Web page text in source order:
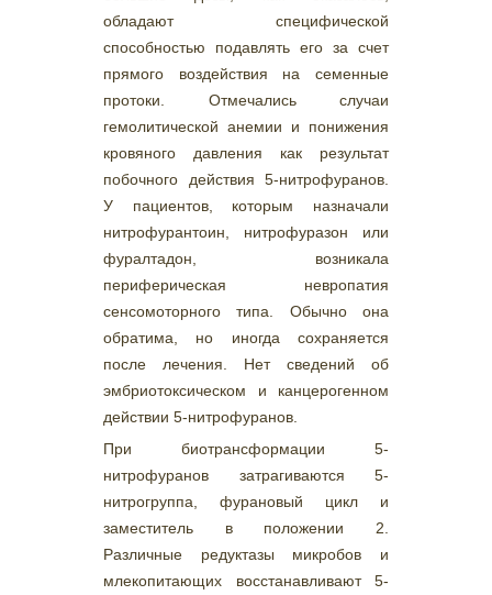
обладают специфической
способностью подавлять его за счет
прямого воздействия на семенные
протоки. Отмечались случаи
гемолитической анемии и понижения
кровяного давления как результат
побочного действия 5-нитрофуранов.
У пациентов, которым назначали
нитрофурантоин, нитрофуразон или
фуралтадон, возникала
периферическая невропатия
сенсомоторного типа. Обычно она
обратима, но иногда сохраняется
после лечения. Нет сведений об
эмбриотоксическом и канцерогенном
действии 5-нитрофуранов.
При биотрансформации 5-
нитрофуранов затрагиваются 5-
нитрогруппа, фурановый цикл и
заместитель в положении 2.
Различные редуктазы микробов и
млекопитающих восстанавливают 5-